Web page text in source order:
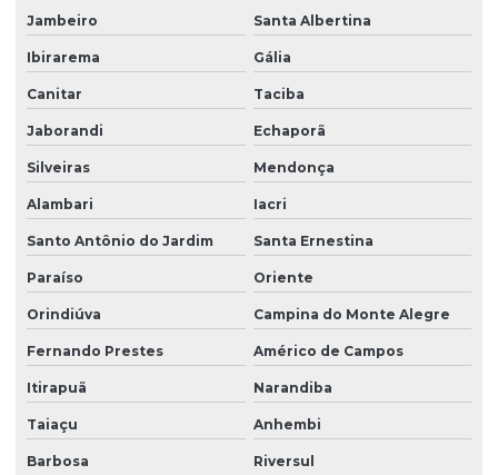
Jambeiro Santa Albertina
Ibirarema Gália
Canitar Taciba
Jaborandi Echaporã
Silveiras Mendonça
Alambari Iacri
Santo Antônio do Jardim Santa Ernestina
Paraíso Oriente
Orindiúva Campina do Monte Alegre
Fernando Prestes Américo de Campos
Itirapuã Narandiba
Taiaçu Anhembi
Barbosa Riversul